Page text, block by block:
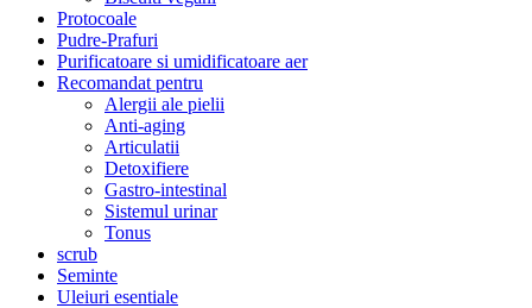
Protocoale
Pudre-Prafuri
Purificatoare si umidificatoare aer
Recomandat pentru
Alergii ale pielii
Anti-aging
Articulatii
Detoxifiere
Gastro-intestinal
Sistemul urinar
Tonus
scrub
Seminte
Uleiuri esentiale